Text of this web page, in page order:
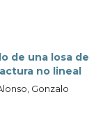
de una losa de
no lineal
Gonzalo